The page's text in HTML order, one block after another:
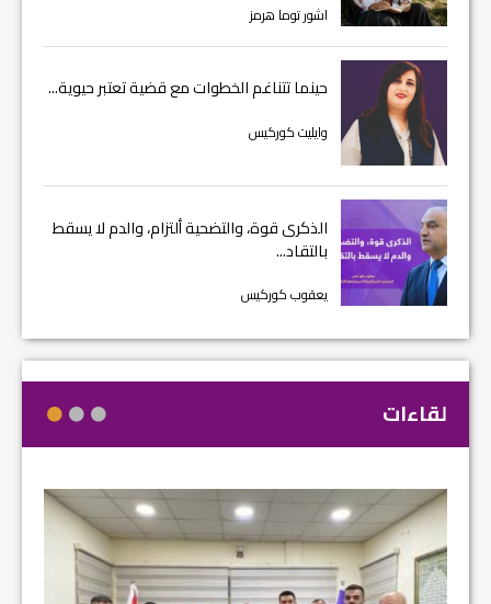
اشور توما هرمز
حينما تتناغم الخطوات مع قضية تعتبر حيوية...
وايليت كوركيس
الذكرى قوة، والتضحية ألتزام، والدم لا يسقط
بالتقاد...
يعقوب كوركيس
لقاءات